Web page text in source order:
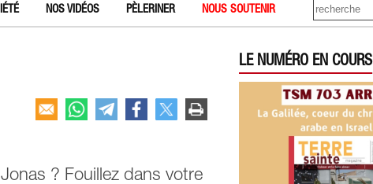
NOS VIDÉOS PÈLERINER NOUS SOUTENIR
? Fouillez dans votre
LE NUMÉRO EN COURS